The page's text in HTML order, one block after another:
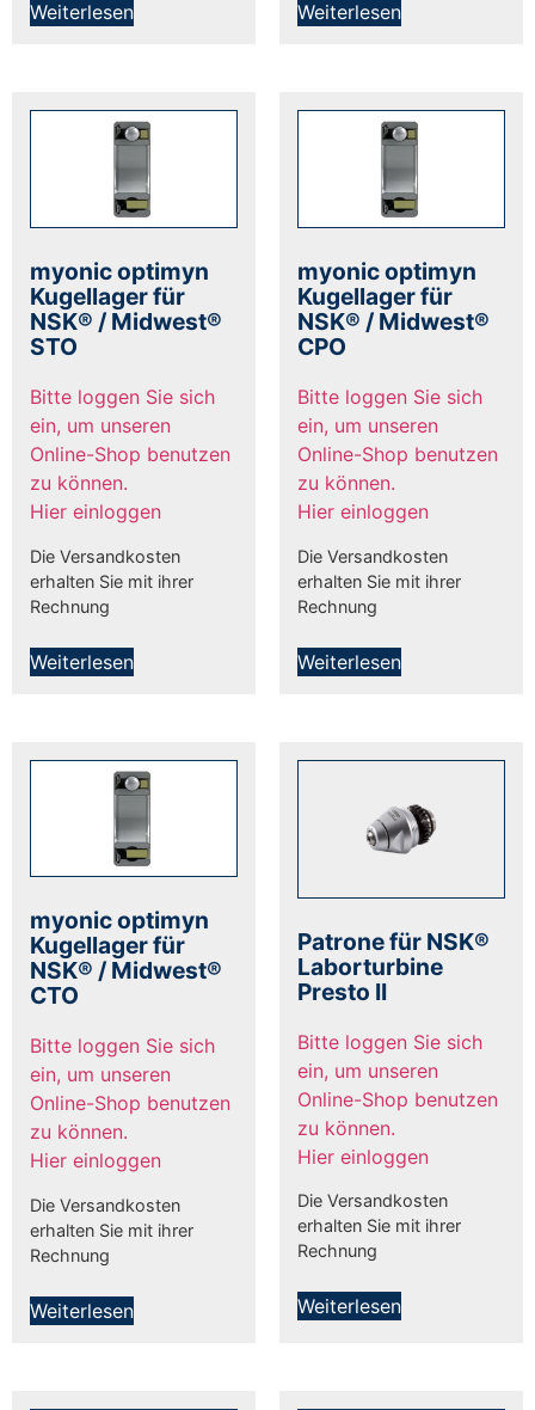
Weiterlesen Weiterlesen
myonic optimyn
Kugellager für
NSK® / Midwest®
STO
Bitte loggen Sie sich
ein, um unseren
Online-Shop benutzen
zu können.
Hier einloggen
Die Versandkosten
erhalten Sie mit ihrer
Rechnung
Weiterlesen
myonic optimyn
Kugellager für
NSK® / Midwest®
CPO
Bitte loggen Sie sich
ein, um unseren
Online-Shop benutzen
zu können.
Hier einloggen
Die Versandkosten
erhalten Sie mit ihrer
Rechnung
Weiterlesen
myonic optimyn
Kugellager für
NSK® / Midwest®
CTO
Bitte loggen Sie sich
ein, um unseren
Online-Shop benutzen
zu können.
Hier einloggen
Die Versandkosten
erhalten Sie mit ihrer
Rechnung
Weiterlesen
Patrone für NSK®
Laborturbine
Presto II
Bitte loggen Sie sich
ein, um unseren
Online-Shop benutzen
zu können.
Hier einloggen
Die Versandkosten
erhalten Sie mit ihrer
Rechnung
Weiterlesen